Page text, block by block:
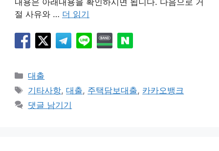
절 사유와 … 더 읽기
카
테
리
대출
태
그
기타사항,대출, 주택담보대출, 카카오뱅크
댓글 남기기